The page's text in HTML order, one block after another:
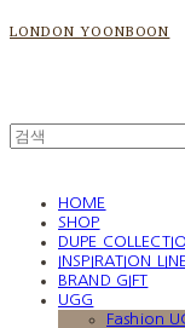
LONDON YOONBOON
HOME
SHOP
DUPE
INSPIRATION LINE
BRAND GIFT
UGG
Fashion